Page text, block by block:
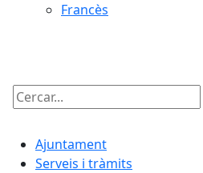
Francès
Cercar:
Ajuntament
Serveis i tràmits